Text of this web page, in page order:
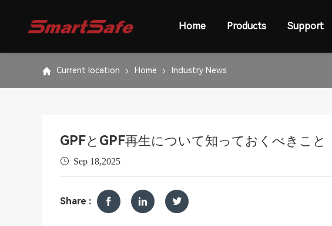
Home Products Support
Current location Home Industry News
GPFとGPF再生について知っておくべきこと
Sep 18,2025
Share :